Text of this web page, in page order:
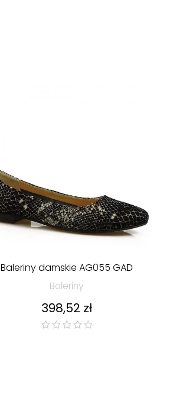
Baleriny damskie AG055 GAD
Baleriny
Cena
398,52 zł